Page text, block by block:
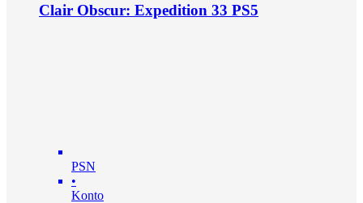
Clair Obscur: Expedition 33 PS5
PSN
•
Konto